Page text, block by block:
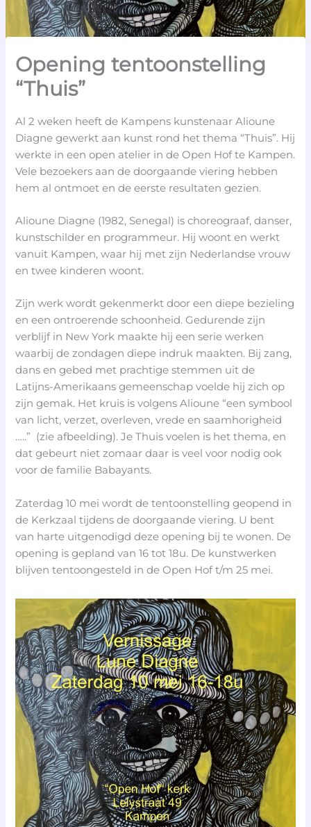
Opening tentoonstelling
“Thuis”
Al 2 weken heeft de Kampens kunstenaar Alioune
Diagne gewerkt aan kunst rond het thema “Thuis”. Hij
werkte in een open atelier in de Open Hof te Kampen.
Vele bezoekers aan de doorgaande viering hebben
hem al ontmoet en de eerste resultaten gezien.
Alioune Diagne (1982, Senegal) is choreograaf, danser,
kunstschilder en programmeur. Hij woont en werkt
vanuit Kampen, waar hij met zijn Nederlandse vrouw
en twee kinderen woont.
Zijn werk wordt gekenmerkt door een diepe bezieling
en een ontroerende schoonheid. Gedurende zijn
verblijf in New York maakte hij een serie werken
waarbij de zondagen diepe indruk maakten. Bij zang,
dans en gebed met prachtige stemmen uit de
Latijns-Amerikaans gemeenschap voelde hij zich op
zijn gemak. Het kruis is volgens Alioune “een symbool
van licht, verzet, overleven, vrede en saamhorigheid
…..” (zie afbeelding). Je Thuis voelen is het thema, en
dat gebeurt niet zomaar daar is veel voor nodig ook
voor de familie Babayants.
Zaterdag 10 mei wordt de tentoonstelling geopend in
de Kerkzaal tijdens de doorgaande viering. U bent
van harte uitgenodigd deze opening bij te wonen. De
opening is gepland van 16 tot 18u. De kunstwerken
blijven tentoongesteld in de Open Hof t/m 25 mei.